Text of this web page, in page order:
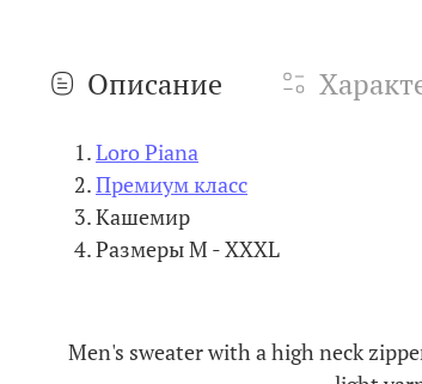
Описание
Loro Piana
Премиум класс
Кашемир
Размеры M - XXXL
Men's sweater with a high neck